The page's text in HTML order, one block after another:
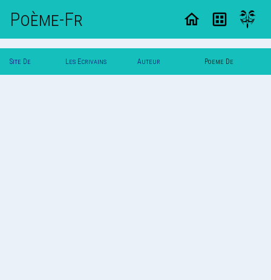
Poème-Fr
Site De Les Ecrivains Auteur Poeme De